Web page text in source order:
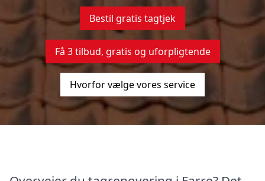
Bestil gratis tagtjek
Få 3 tilbud, gratis og uforpligtende
Hvorfor vælge vores service